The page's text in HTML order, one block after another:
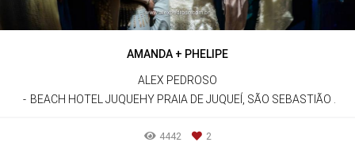
AMANDA + PHELIPE
ALEX PEDROSO
BEACH HOTEL JUQUEHY PRAIA DE JUQUEÍ, SÃO SEBASTIÃO .
4442 2